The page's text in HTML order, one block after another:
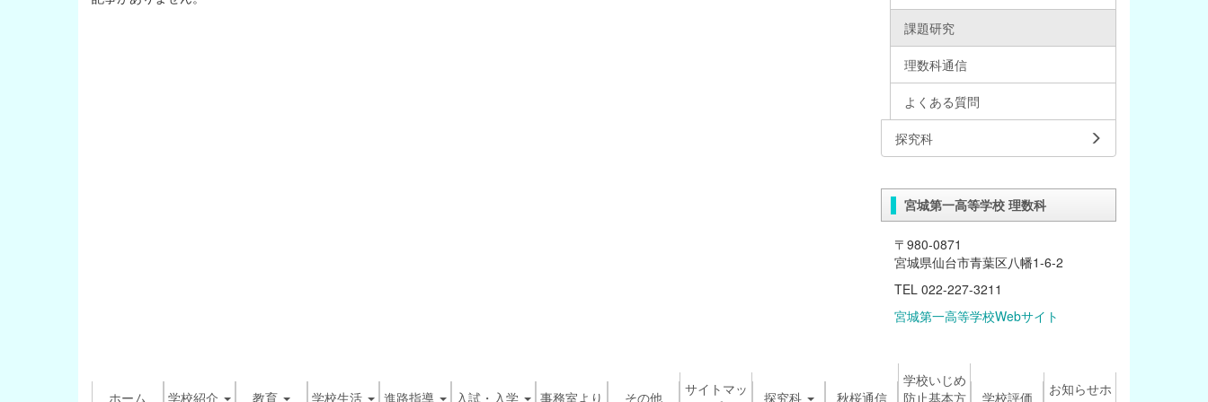
課題研究
理数科通信
よくある質問
探究科
宮城第一高等学校 理数科
〒980-0871
宮城県仙台市青葉区八幡1-6-2
TEL 022-227-3211
宮城第一高等学校Webサイト
ホーム 学校紹介 教育 学校生活 進路指導 入試・入学 事務室より その他
サイトマッ
探究科 秋桜通信
学校いじめ
防止基本方
学校評価
お知らせホ